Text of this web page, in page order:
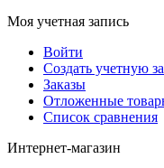
Моя учетная запись
Войти
Создать учетную
Заказы
Отложенные
Список сравнения
Интернет-магазин